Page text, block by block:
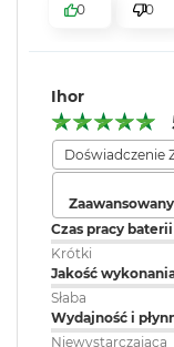
i
B
M
c
B
o
o
k
A
i
Gniazdo
Ładowanie
DisplayPort
Thunderbolt 4
USB 4 (do 40
Zainstalowany
Wersja systemu
operacyjnego:
Dołączone
oprogramowanie
Dodatkowe
informacje:
0
0
Ihor
Doświadczenie
Czas pracy baterii
Krótki
Jakość
Słaba
Wydajność i
Niewystarczająca